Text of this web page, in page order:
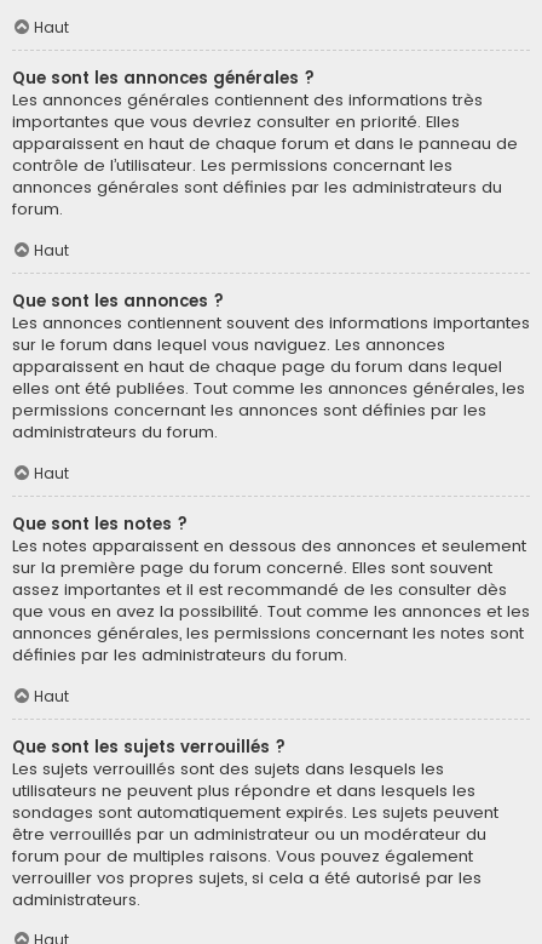
Haut
Que sont les annonces générales ?
Les annonces générales contiennent des informations très
importantes que vous devriez consulter en priorité. Elles
apparaissent en haut de chaque forum et dans le panneau de
contrôle de l’utilisateur. Les permissions concernant les
annonces générales sont définies par les administrateurs du
forum.
Haut
Que sont les annonces ?
Les annonces contiennent souvent des informations importantes
sur le forum dans lequel vous naviguez. Les annonces
apparaissent en haut de chaque page du forum dans lequel
elles ont été publiées. Tout comme les annonces générales, les
permissions concernant les annonces sont définies par les
administrateurs du forum.
Haut
Que sont les notes ?
Les notes apparaissent en dessous des annonces et seulement
sur la première page du forum concerné. Elles sont souvent
assez importantes et il est recommandé de les consulter dès
que vous en avez la possibilité. Tout comme les annonces et les
annonces générales, les permissions concernant les notes sont
définies par les administrateurs du forum.
Haut
Que sont les sujets verrouillés ?
Les sujets verrouillés sont des sujets dans lesquels les
utilisateurs ne peuvent plus répondre et dans lesquels les
sondages sont automatiquement expirés. Les sujets peuvent
être verrouillés par un administrateur ou un modérateur du
forum pour de multiples raisons. Vous pouvez également
verrouiller vos propres sujets, si cela a été autorisé par les
administrateurs.